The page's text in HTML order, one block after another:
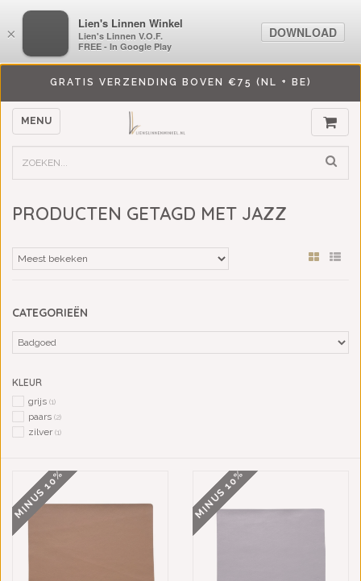
GRATIS VERZENDING BOVEN €75 (NL + BE)
MENU
PRODUCTEN GETAGD MET JAZZ
CATEGORIEËN
KLEUR
grijs (1)
paars (2)
zilver(1)
MINUS 10% MINUS 10%
×
LiensLinnenwinkel.nl
Lien's Linnen V.O.F.
FREE - In Google Play
DOWNLOAD
×
Lien's Linnen Winkel
Lien's Linnen V.O.F.
FREE - In Google Play
DOWNLOAD